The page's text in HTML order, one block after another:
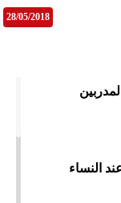
28/05/2018
النساء